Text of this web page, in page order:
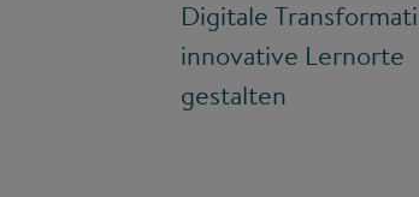
Digitale
innovative Lernorte
gestalten